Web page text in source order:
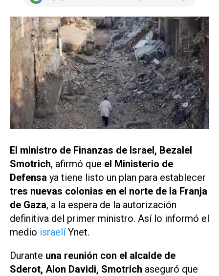
El ministro de Finanzas de Israel, Bezalel
Smotrich, afirmó que el Ministerio de
Defensa ya tiene listo un plan para establecer
tres nuevas colonias en el norte de la Franja
de Gaza, a la espera de la autorización
definitiva del primer ministro. Así lo informó el
medio israelí Ynet.
Durante una reunión con el alcalde de
Sderot, Alon Davidi, Smotrich aseguró que